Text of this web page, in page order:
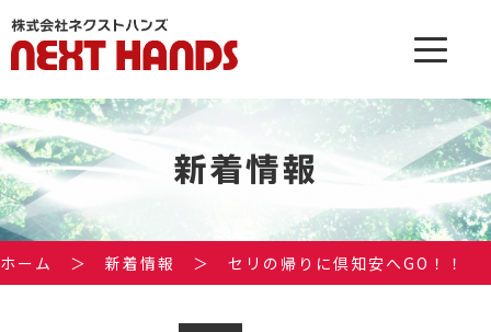
新着情報
ホーム ＞ 新着情報 ＞ セリの帰りに倶知安へGO！！